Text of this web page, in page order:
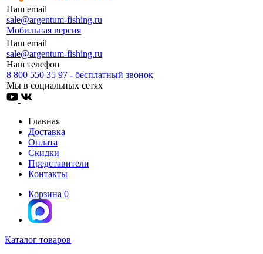
Наш email
sale@argentum-fishing.ru
Мобильная версия
Наш email
sale@argentum-fishing.ru
Наш телефон
8 800 550 35 97 - бесплатный звонок
Мы в социальных сетях
Главная
Доставка
Оплата
Скидки
Представители
Контакты
Корзина 0
Каталог товаров